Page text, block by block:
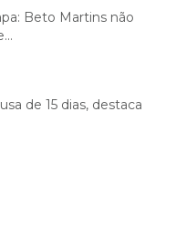
Beto Martins não
de 15 dias, destaca